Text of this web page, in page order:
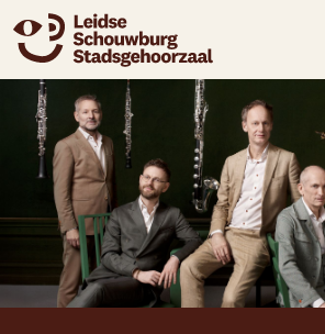
naar agenda